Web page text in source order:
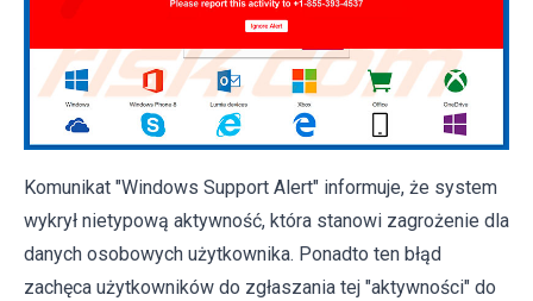
Komunikat "Windows Support Alert" informuje, że system
wykrył nietypową aktywność, która stanowi zagrożenie dla
danych osobowych użytkownika. Ponadto ten błąd
zachęca użytkowników do zgłaszania tej "aktywności" do